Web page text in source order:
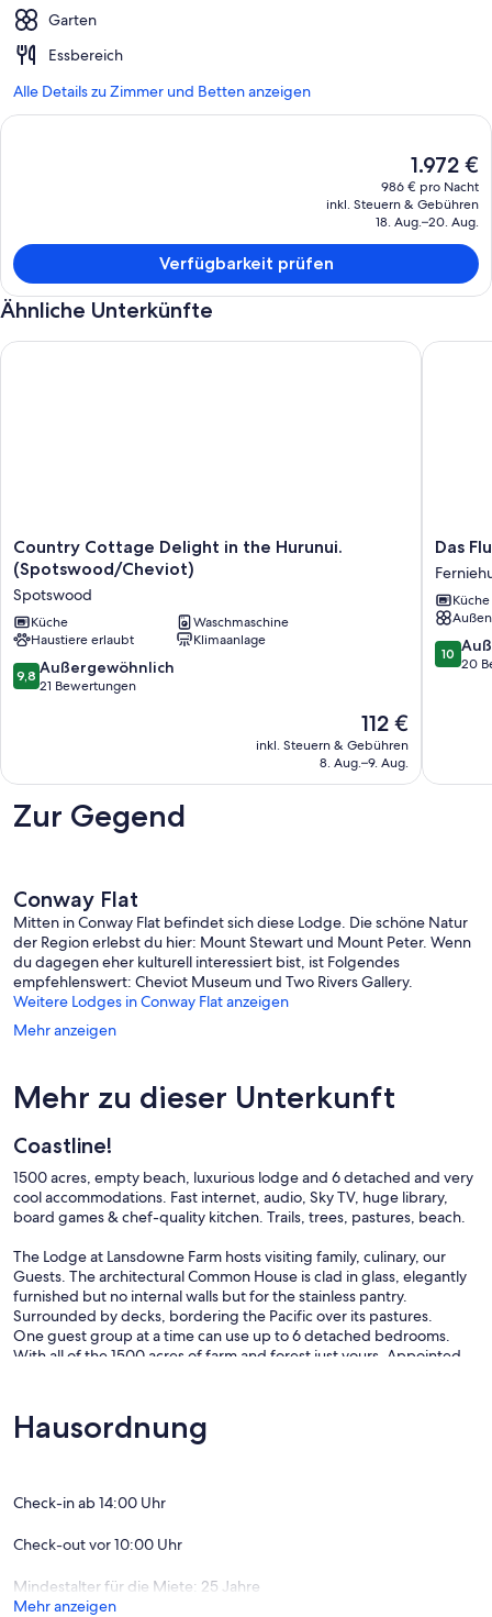
Garten
Essbereich
Alle Details zu Zimmer und Betten anzeigen
Der
aktuelle
Preis
beträgt
1.972 €.
1.972 €
986 € pro Nacht
inkl. Steuern & Gebühren
18. Aug.–20. Aug.
Verfügbarkeit prüfen
Ähnliche Unterkünfte
Country
Cottage
Delight
in
the
Hurunui.
(Spotswood/Cheviot)
Spotswood
Country Cottage Delight in the Hurunui.
(Spotswood/Cheviot)
Spotswood
Küche
Waschmaschine
Haustiere erlaubt
Klimaanlage
9.8
von
9,8 Außergewöhnlich
21 Bewertungen
Der
Preis
beträgt
112 €
inkl. Steuern & Gebühren
8. Aug.–9. Aug.
Country Cottage Delight in the Hurunui. (Spotswood/
Das
-
Das
Küche
10.0
von
10
20
Das
Zur Gegend
Conway Flat
Mitten in Conway Flat befindet sich diese Lodge. Die schöne Natur
der Region erlebst du hier: Mount Stewart und Mount Peter. Wenn
du dagegen eher kulturell interessiert bist, ist Folgendes
empfehlenswert: Cheviot Museum und Two Rivers Gallery.
Weitere Lodges in Conway Flat anzeigen
Mehr anzeigen
Mehr zu dieser Unterkunft
Coastline!
1500 acres, empty beach, luxurious lodge and 6 detached and very
cool accommodations. Fast internet, audio, Sky TV, huge library,
board games & chef-quality kitchen. Trails, trees, pastures, beach.
The Lodge at Lansdowne Farm hosts visiting family, culinary, our
Guests. The architectural Common House is clad in glass, elegantly
furnished but no internal walls but for the stainless pantry.
Surrounded by decks, bordering the Pacific over its pastures.
One guest group at a time can use up to 6 detached bedrooms.
With all of the 1500 acres of farm and forest just yours. Appointed
Hausordnung
Check-in ab 14:00 Uhr
Check-out vor 10:00 Uhr
Mindestalter für die Miete: 25 Jahre
Mehr anzeigen